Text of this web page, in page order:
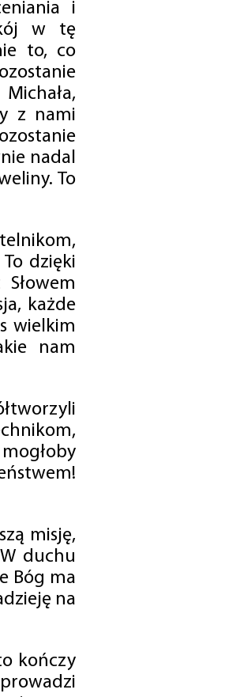
i
w tę
to, co
z nami
nadal
To
dzięki
każde
wielkim
nam
misję,
duchu
Bóg ma
na
kończy